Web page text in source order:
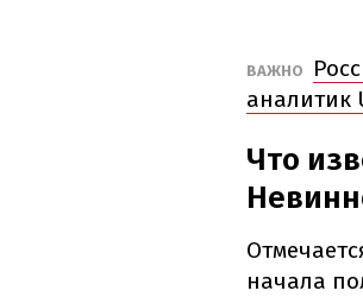
ВАЖНО
аналитик
Что
начала